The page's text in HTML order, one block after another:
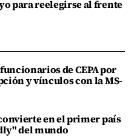
para reelegirse al frente
de CEPA por
y vínculos con la MS-
en el primer país
del mundo